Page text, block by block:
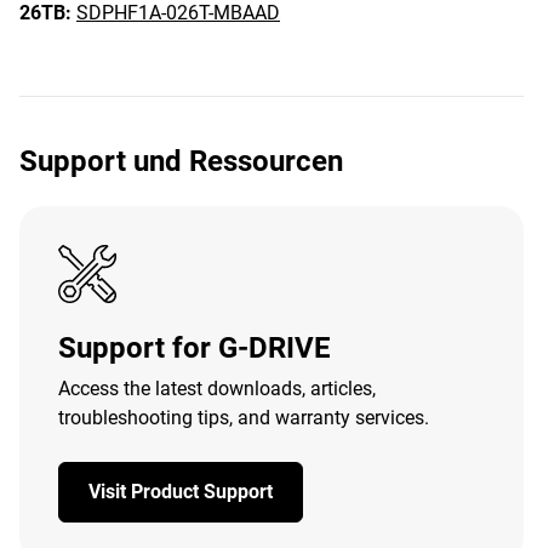
26TB: SDPHF1A-026T-MBAAD
Support und Ressourcen
Support for G-DRIVE
Access the latest downloads, articles,
troubleshooting tips, and warranty services.
Visit Product Support